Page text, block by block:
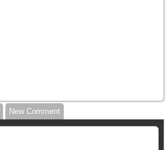
New Comment